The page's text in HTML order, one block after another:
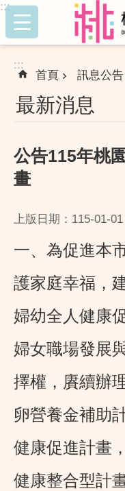
跳到主要內容區塊
:::
:::
首頁 訊息公告
最新消息
公告115年桃
畫
上版日期：115-01-01
一、為促進本
護家庭幸福，
婦幼全人健康
婦女職場發展
擇權，賡續辦
卵營養金補助
健康促進計畫
健康整合型計